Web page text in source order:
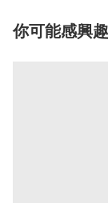
你可能感興